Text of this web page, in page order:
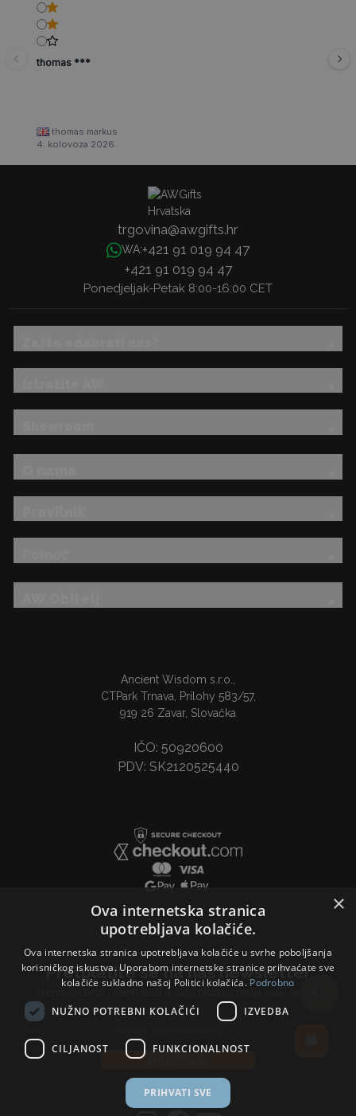
thomas ***
thomas markus
4. kolovoza 2026.
trgovina@awgifts.hr
WA:+421 91 019 94 47
+421 91 019 94 47
Ponedjeljak-Petak 8:00-16:00 CET
Ancient Wisdom s.r.o.,
CTPark Trnava, Prílohy 583/57,
919 26 Zavar, Slovačka
IČO: 50920600
PDV: SK2120525440
Pretplatite se na naš newsletter
Najnoviji članci i vijesti stižu u vašu pristiglu poštu svaki tjedan.
×
Ova internetska stranica
upotrebljava kolačiće.
Ova internetska stranica upotrebljava kolačiće u svrhe poboljšanja
korisničkog iskustva. Uporabom internetske stranice prihvaćate sve
kolačiće sukladno našoj Politici kolačića. Podrobno
NUŽNO POTREBNI KOLAČIĆI IZVEDBA
CILJANOST FUNKCIONALNOST
PRIHVATI SVE